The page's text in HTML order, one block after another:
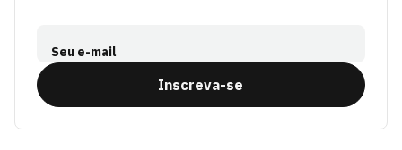
Seu e-mail
Inscreva-se